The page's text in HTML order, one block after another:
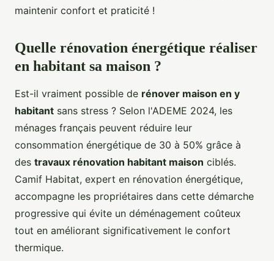
maintenir confort et praticité !
Quelle rénovation énergétique réaliser
en habitant sa maison ?
Est-il vraiment possible de rénover maison en y
habitant sans stress ? Selon l'ADEME 2024, les
ménages français peuvent réduire leur
consommation énergétique de 30 à 50% grâce à
des travaux rénovation habitant maison ciblés.
Camif Habitat, expert en rénovation énergétique,
accompagne les propriétaires dans cette démarche
progressive qui évite un déménagement coûteux
tout en améliorant significativement le confort
thermique.